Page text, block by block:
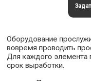
Оборудование
вовремя проводить
Для каждого элемента
срок выработки.